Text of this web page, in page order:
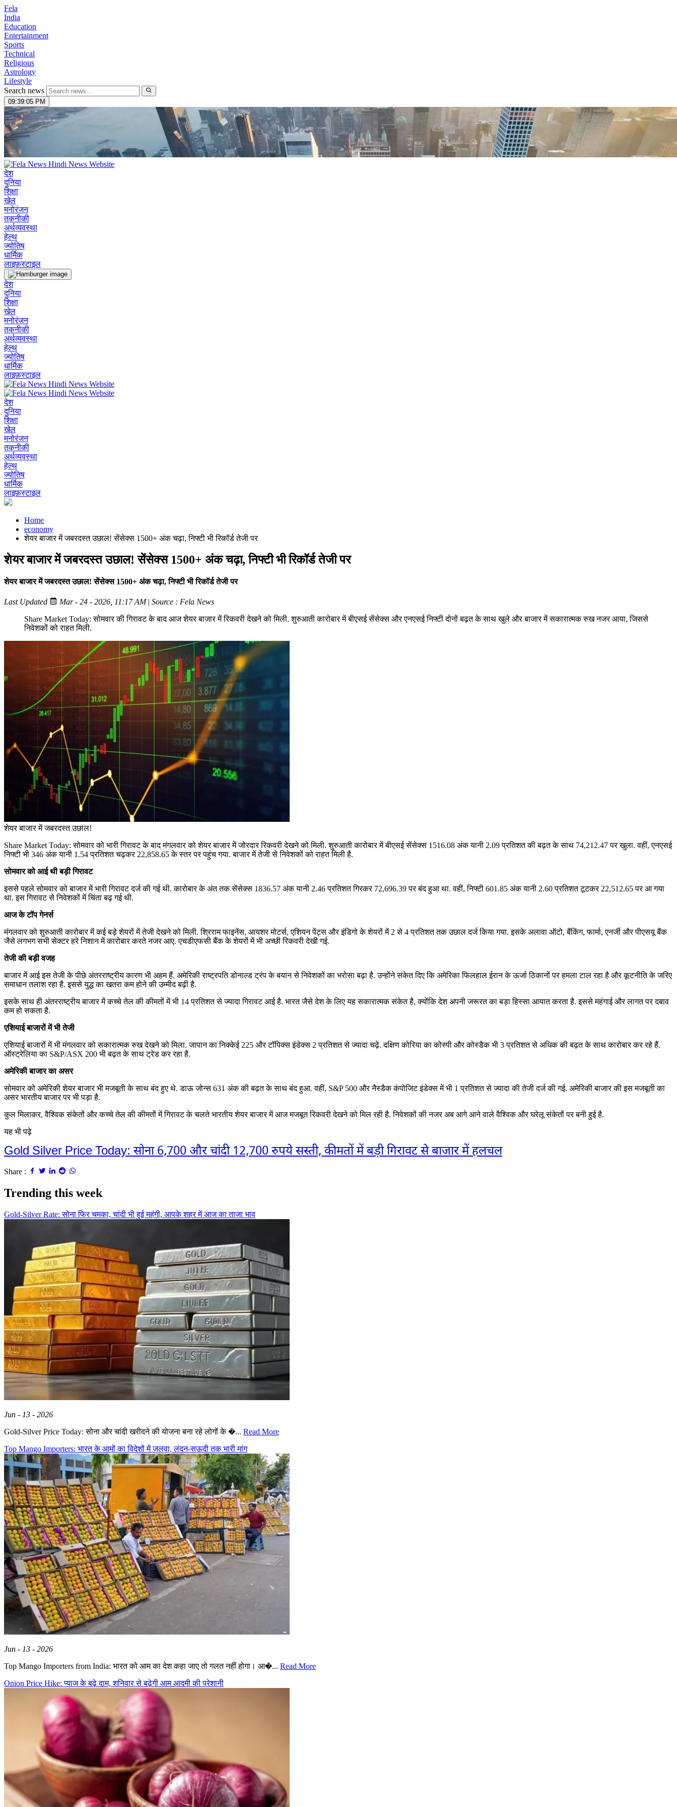
Fela
India
Education
Entertainment
Sports
Technical
Religious
Astrology
Lifestyle
Search news
09:39:06 PM
देश
दुनिया
शिक्षा
खेल
मनोरंजन
तकनीकी
अर्थव्यवस्था
हेल्थ
ज्योतिष
धार्मिक
लाइफ़स्टाइल
देश
दुनिया
शिक्षा
खेल
मनोरंजन
तकनीकी
अर्थव्यवस्था
हेल्थ
ज्योतिष
धार्मिक
लाइफ़स्टाइल
देश
दुनिया
शिक्षा
खेल
मनोरंजन
तकनीकी
अर्थव्यवस्था
हेल्थ
ज्योतिष
धार्मिक
लाइफ़स्टाइल
Home
economy
शेयर बाजार में जबरदस्त उछाल! सेंसेक्स 1500+ अंक चढ़ा, निफ्टी भी रिकॉर्ड तेजी पर
शेयर बाजार में जबरदस्त उछाल! सेंसेक्स 1500+ अंक चढ़ा, निफ्टी भी रिकॉर्ड तेजी पर
शेयर बाजार में जबरदस्त उछाल! सेंसेक्स 1500+ अंक चढ़ा, निफ्टी भी रिकॉर्ड तेजी पर
Last Updated Mar - 24 - 2026, 11:17 AM| Source : Fela News
Share Market Today: सोमवार की गिरावट के बाद आज शेयर बाजार में रिकवरी देखने को मिली. शुरुआती कारोबार में बीएसई सेंसेक्स और एनएसई निफ्टी दोनों बढ़त के साथ खुले और बाजार में सकारात्मक रुख नजर आया, जिससे
निवेशकों को राहत मिली.
शेयर बाजार में जबरदस्त उछाल!
Share Market Today: सोमवार को भारी गिरावट के बाद मंगलवार को शेयर बाजार में जोरदार रिकवरी देखने को मिली. शुरुआती कारोबार में बीएसई सेंसेक्स 1516.08 अंक यानी 2.09 प्रतिशत की बढ़त के साथ 74,212.47 पर खुला. वहीं, एनएसई
निफ्टी भी 346 अंक यानी 1.54 प्रतिशत चढ़कर 22,858.65 के स्तर पर पहुंच गया. बाजार में तेजी से निवेशकों को राहत मिली है.
सोमवार को आई थी बड़ी गिरावट
इससे पहले सोमवार को बाजार में भारी गिरावट दर्ज की गई थी. कारोबार के अंत तक सेंसेक्स 1836.57 अंक यानी 2.46 प्रतिशत गिरकर 72,696.39 पर बंद हुआ था. वहीं, निफ्टी 601.85 अंक यानी 2.60 प्रतिशत टूटकर 22,512.65 पर आ गया
था. इस गिरावट से निवेशकों में चिंता बढ़ गई थी.
आज के टॉप गेनर्स
मंगलवार को शुरुआती कारोबार में कई बड़े शेयरों में तेजी देखने को मिली. श्रिराम फाइनेंस, आयशर मोटर्स, एशियन पेंट्स और इंडिगो के शेयरों में 2 से 4 प्रतिशत तक उछाल दर्ज किया गया. इसके अलावा ऑटो, बैंकिंग, फार्मा, एनर्जी और पीएसयू बैंक
जैसे लगभग सभी सेक्टर हरे निशान में कारोबार करते नजर आए. एचडीएफसी बैंक के शेयरों में भी अच्छी रिकवरी देखी गई.
तेजी की बड़ी वजह
बाजार में आई इस तेजी के पीछे अंतरराष्ट्रीय कारण भी अहम हैं. अमेरिकी राष्ट्रपति डोनाल्ड ट्रंप के बयान से निवेशकों का भरोसा बढ़ा है. उन्होंने संकेत दिए कि अमेरिका फिलहाल ईरान के ऊर्जा ठिकानों पर हमला टाल रहा है और कूटनीति के जरिए
समाधान तलाश रहा है. इससे युद्ध का खतरा कम होने की उम्मीद बढ़ी है.
इसके साथ ही अंतरराष्ट्रीय बाजार में कच्चे तेल की कीमतों में भी 14 प्रतिशत से ज्यादा गिरावट आई है. भारत जैसे देश के लिए यह सकारात्मक संकेत है, क्योंकि देश अपनी जरूरत का बड़ा हिस्सा आयात करता है. इससे महंगाई और लागत पर दबाव
कम हो सकता है.
एशियाई बाजारों में भी तेजी
एशियाई बाजारों में भी मंगलवार को सकारात्मक रुख देखने को मिला. जापान का निक्केई 225 और टॉपिक्स इंडेक्स 2 प्रतिशत से ज्यादा चढ़े. दक्षिण कोरिया का कोस्पी और कोस्डैक भी 3 प्रतिशत से अधिक की बढ़त के साथ कारोबार कर रहे हैं.
ऑस्ट्रेलिया का S&P/ASX 200 भी बढ़त के साथ ट्रेड कर रहा है.
अमेरिकी बाजार का असर
सोमवार को अमेरिकी शेयर बाजार भी मजबूती के साथ बंद हुए थे. डाऊ जोन्स 631 अंक की बढ़त के साथ बंद हुआ. वहीं, S&P 500 और नैस्डैक कंपोजिट इंडेक्स में भी 1 प्रतिशत से ज्यादा की तेजी दर्ज की गई. अमेरिकी बाजार की इस मजबूती का
असर भारतीय बाजार पर भी पड़ा है.
कुल मिलाकर, वैश्विक संकेतों और कच्चे तेल की कीमतों में गिरावट के चलते भारतीय शेयर बाजार में आज मजबूत रिकवरी देखने को मिल रही है. निवेशकों की नजर अब आगे आने वाले वैश्विक और घरेलू संकेतों पर बनी हुई है.
यह भी पढ़े
Gold Silver Price Today: सोना 6,700 और चांदी 12,700 रुपये सस्ती, कीमतों में बड़ी गिरावट से बाजार में हलचल
Share :
Trending this week
Gold-Silver Rate: सोना फिर चमका, चांदी भी हुई महंगी, आपके शहर में आज का ताजा भाव
Jun - 13 - 2026
Gold-Silver Price Today: सोना और चांदी खरीदने की योजना बना रहे लोगों के �... Read More
Top Mango Importers: भारत के आमों का विदेशों में जलवा, लंदन-सऊदी तक भारी मांग
Jun - 13 - 2026
Top Mango Importers from India: भारत को आम का देश कहा जाए तो गलत नहीं होगा। आ�... Read More
Onion Price Hike: प्याज के बढ़े दाम, शनिवार से बढ़ेगी आम आदमी की परेशानी